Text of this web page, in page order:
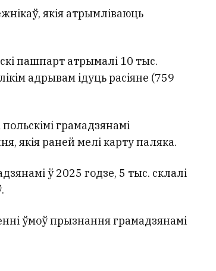
якія атрымліваюць
пашпарт атрымалі 10 тыс.
адрывам ідуць расіяне (759
грамадзянамі
якія раней мелі карту паляка.
ў 2025 годзе, 5 тыс. склалі
ўмоў прызнання грамадзянамі